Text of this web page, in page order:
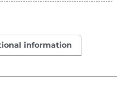
information